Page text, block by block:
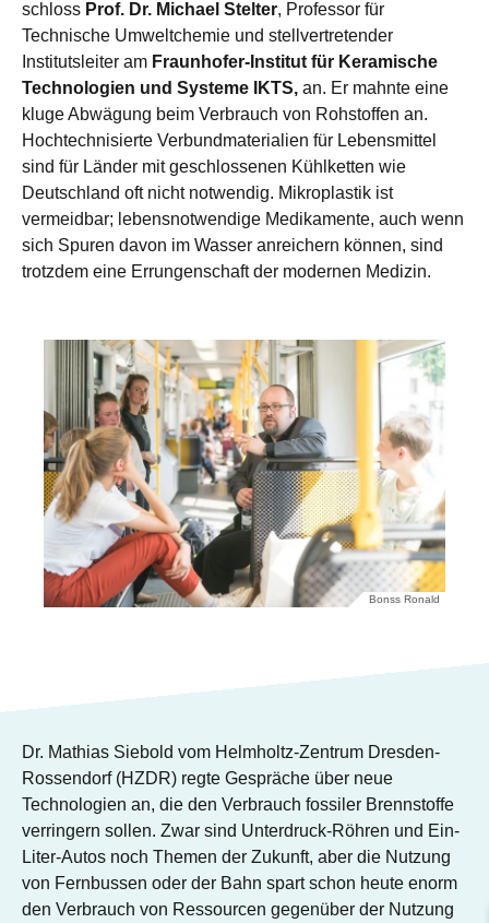
schloss Prof. Dr. Michael Stelter, Professor für
Technische Umweltchemie und stellvertretender
Institutsleiter am Fraunhofer-Institut für Keramische
Technologien und Systeme IKTS, an. Er mahnte eine
kluge Abwägung beim Verbrauch von Rohstoffen an.
Hochtechnisierte Verbundmaterialien für Lebensmittel
sind für Länder mit geschlossenen Kühlketten wie
Deutschland oft nicht notwendig. Mikroplastik ist
vermeidbar; lebensnotwendige Medikamente, auch wenn
sich Spuren davon im Wasser anreichern können, sind
trotzdem eine Errungenschaft der modernen Medizin.
Bonss Ronald
Dr. Mathias Siebold vom Helmholtz-Zentrum Dresden-
Rossendorf (HZDR) regte Gespräche über neue
Technologien an, die den Verbrauch fossiler Brennstoffe
verringern sollen. Zwar sind Unterdruck-Röhren und Ein-
Liter-Autos noch Themen der Zukunft, aber die Nutzung
von Fernbussen oder der Bahn spart schon heute enorm
den Verbrauch von Ressourcen gegenüber der Nutzung